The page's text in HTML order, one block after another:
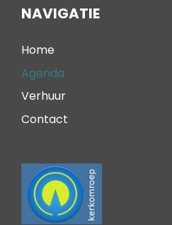
NAVIGATIE
Home
Agenda
Verhuur
Contact